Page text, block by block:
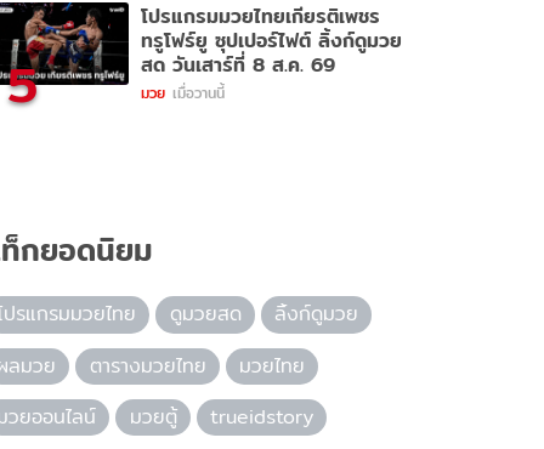
5
โปรแกรมมวยไทยเกียรติเพชร
ทรูโฟร์ยู ซุปเปอร์ไฟต์ ลิ้งก์ดูมวย
สด วันเสาร์ที่ 8 ส.ค. 69
มวย เมื่อวานนี้
กยอดนิยม
ปรแกรมมวยไทย ดูมวยสด
ลิ้งก์ดูมวย
ลมวย
ตารางมวยไทย
มวยไทย
วยออนไลน์
มวยตู้
trueidstory